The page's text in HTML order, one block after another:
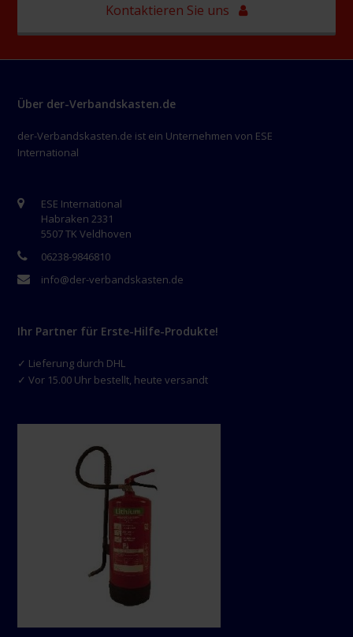
Kontaktieren Sie uns
Über der-Verbandskasten.de
der-Verbandskasten.de ist ein Unternehmen von ESE
International
ESE International
Habraken 2331
5507 TK Veldhoven
06238-9846810
info@der-verbandskasten.de
Ihr Partner für Erste-Hilfe-Produkte!
✓ Lieferung durch DHL
✓ Vor 15.00 Uhr bestellt, heute versandt